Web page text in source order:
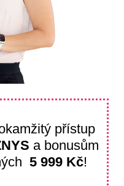
přístup
a bonusům
5 999 Kč!